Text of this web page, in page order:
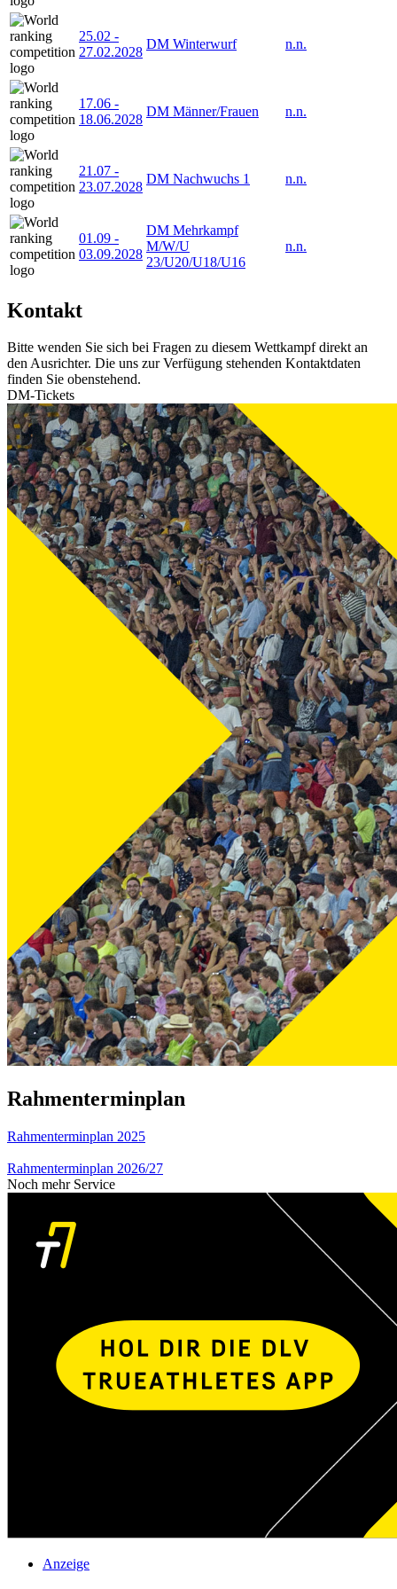
25.02 -
27.02.2028
DM Winterwurf n.n.
17.06 -
18.06.2028
DM Männer/Frauen n.n.
21.07 -
23.07.2028
DM Nachwuchs 1 n.n.
01.09 -
03.09.2028
DM Mehrkampf
M/W/U
23/U20/U18/U16
n.n.
Kontakt
Bitte wenden Sie sich bei Fragen zu diesem Wettkampf direkt an
den Ausrichter. Die uns zur Verfügung stehenden Kontaktdaten
finden Sie obenstehend.
DM-Tickets
Rahmenterminplan
Rahmenterminplan 2025
Rahmenterminplan 2026/27
Noch mehr Service
Anzeige